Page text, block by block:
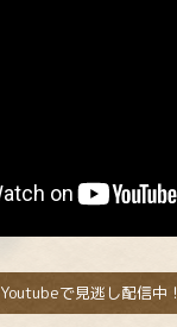
Youtubeで見逃し配信中！